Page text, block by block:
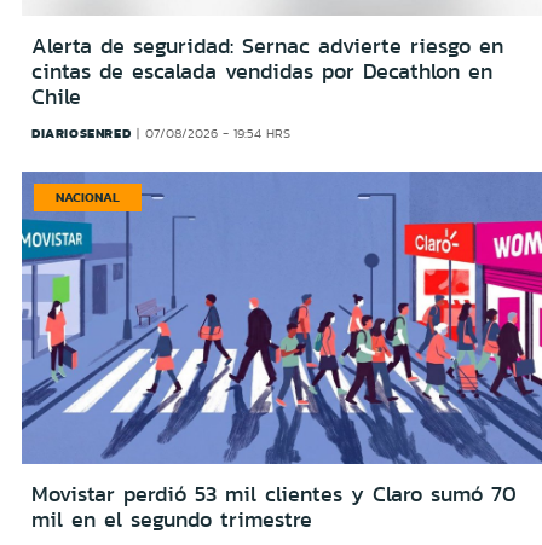
Alerta de seguridad: Sernac advierte riesgo en
cintas de escalada vendidas por Decathlon en
Chile
DIARIOSENRED 07/08/2026 - 19:54 HRS
NACIONAL
Movistar perdió 53 mil clientes y Claro sumó 70
mil en el segundo trimestre